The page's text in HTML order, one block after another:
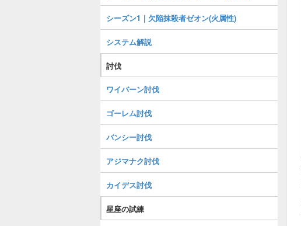
シーズン1｜欠陥抹殺者ゼオン(火属性)
システム解説
討伐
ワイバーン討伐
ゴーレム討伐
バンシー討伐
アジマナク討伐
カイデス討伐
星座の試練